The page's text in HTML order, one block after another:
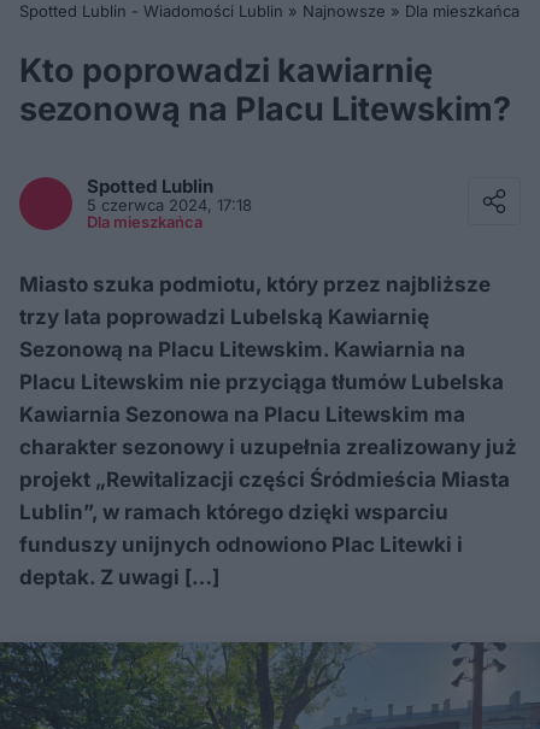
Spotted Lublin - Wiadomości Lublin » Najnowsze » Dla mieszkańca
Kto poprowadzi kawiarnię
sezonową na Placu Litewskim?
Spotted Lublin
5 czerwca 2024, 17:18
Dla mieszkańca
Miasto szuka podmiotu, który przez najbliższe
trzy lata poprowadzi Lubelską Kawiarnię
Sezonową na Placu Litewskim. Kawiarnia na
Placu Litewskim nie przyciąga tłumów Lubelska
Kawiarnia Sezonowa na Placu Litewskim ma
charakter sezonowy i uzupełnia zrealizowany już
projekt „Rewitalizacji części Śródmieścia Miasta
Lublin”, w ramach którego dzięki wsparciu
funduszy unijnych odnowiono Plac Litewki i
deptak. Z uwagi […]